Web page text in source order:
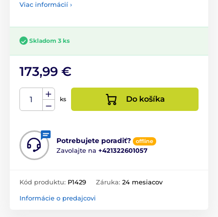
Viac informácií ›
Skladom 3 ks
173,99 €
ks Do košíka
Potrebujete poradiť? offline
Zavolajte na +421322601057
Kód produktu: P1429 Záruka: 24 mesiacov
Informácie o predajcovi